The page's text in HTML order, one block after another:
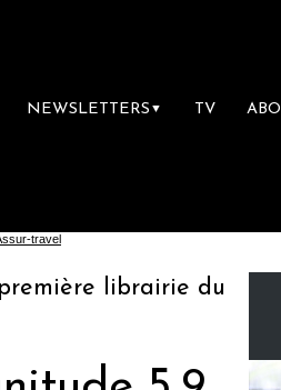
NEWSLETTERS ▼ TV
librairie du voyage